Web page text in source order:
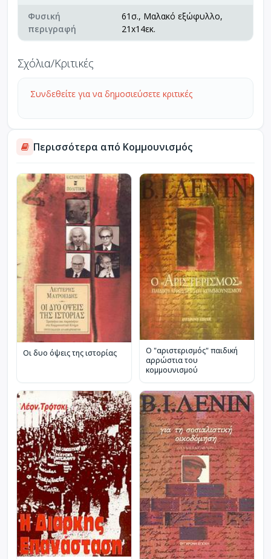
Φυσική
περιγραφή
61σ., Μαλακό εξώφυλλο,
21x14εκ.
Σχόλια/Κριτικές
Συνδεθείτε για να δημοσιεύσετε κριτικές
Περισσότερα από Κομμουνισμός
Οι δυο όψεις της ιστορίας
Ο "αριστερισμός" παιδική
αρρώστια του
κομμουνισμού